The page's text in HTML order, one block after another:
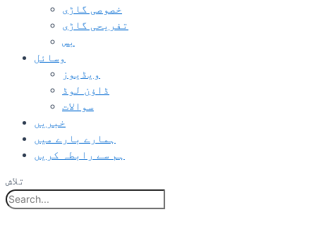
خصوصی گاڑی
تفریحی گاڑی
بس
وسائل
ویڈیوز
ڈاؤن لوڈ
سوالات
خبریں
ہمارے بارے میں
ہم سے رابطہ کریں
تلاش